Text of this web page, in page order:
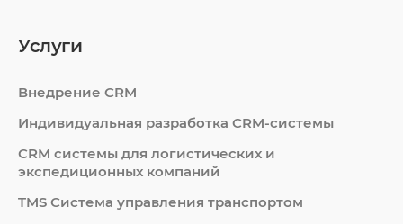
Услуги
Внедрение CRM
Индивидуальная разработка CRM-системы
СRM системы для логистических и
экспедиционных компаний
TMS Система управления транспортом